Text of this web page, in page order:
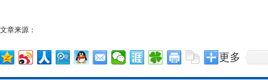
文章来源：
更多